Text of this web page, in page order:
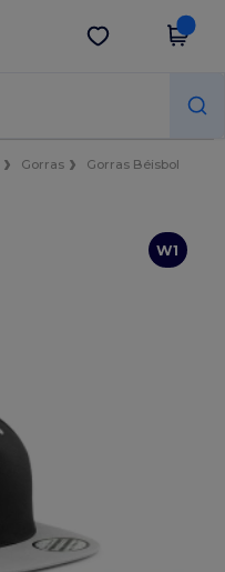
Descargar app
Gorras
Gorras Béisbol
W1